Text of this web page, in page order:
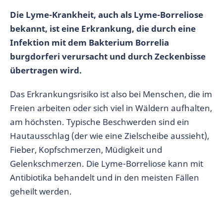
Die Lyme-Krankheit, auch als Lyme-Borreliose
bekannt, ist eine Erkrankung, die durch eine
Infektion mit dem Bakterium Borrelia
burgdorferi verursacht und durch Zeckenbisse
übertragen wird.
Das Erkrankungsrisiko ist also bei Menschen, die im
Freien arbeiten oder sich viel in Wäldern aufhalten,
am höchsten. Typische Beschwerden sind ein
Hautausschlag (der wie eine Zielscheibe aussieht),
Fieber, Kopfschmerzen, Müdigkeit und
Gelenkschmerzen. Die Lyme-Borreliose kann mit
Antibiotika behandelt und in den meisten Fällen
geheilt werden.